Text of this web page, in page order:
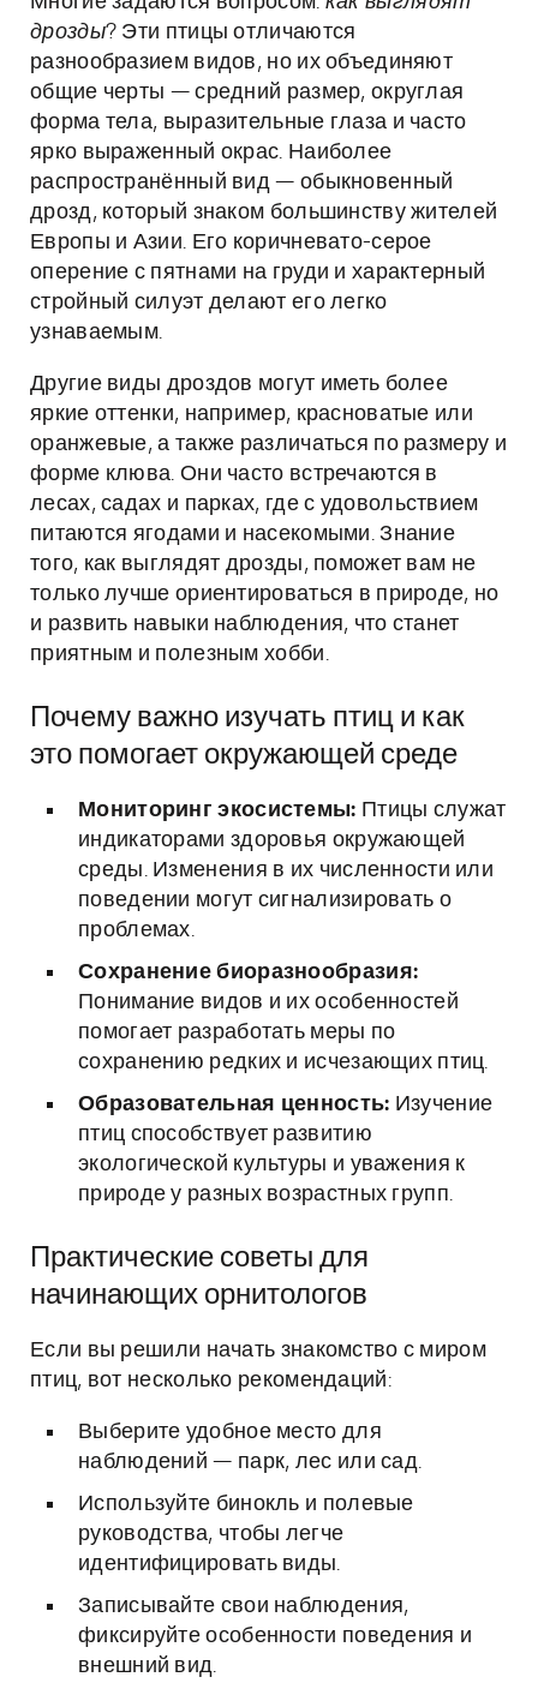
дрозды? Эти птицы отличаются
разнообразием видов, но их объединяют
общие черты — средний размер, округлая
форма тела, выразительные глаза и часто
ярко выраженный окрас. Наиболее
распространённый вид — обыкновенный
дрозд, который знаком большинству жителей
Европы и Азии. Его коричневато-серое
оперение с пятнами на груди и характерный
стройный силуэт делают его легко
узнаваемым.
Другие виды дроздов могут иметь более
яркие оттенки, например, красноватые или
оранжевые, а также различаться по размеру и
форме клюва. Они часто встречаются в
лесах, садах и парках, где с удовольствием
питаются ягодами и насекомыми. Знание
того, как выглядят дрозды, поможет вам не
только лучше ориентироваться в природе, но
и развить навыки наблюдения, что станет
приятным и полезным хобби.
Почему важно изучать птиц и как
это помогает окружающей среде
Мониторинг экосистемы: Птицы служат
индикаторами здоровья окружающей
среды. Изменения в их численности или
поведении могут сигнализировать о
проблемах.
Сохранение биоразнообразия:
Понимание видов и их особенностей
помогает разработать меры по
сохранению редких и исчезающих птиц.
Образовательная ценность: Изучение
птиц способствует развитию
экологической культуры и уважения к
природе у разных возрастных групп.
Практические советы для
начинающих орнитологов
Если вы решили начать знакомство с миром
птиц, вот несколько рекомендаций:
Выберите удобное место для
наблюдений — парк, лес или сад.
Используйте бинокль и полевые
руководства, чтобы легче
идентифицировать виды.
Записывайте свои наблюдения,
фиксируйте особенности поведения и
внешний вид.